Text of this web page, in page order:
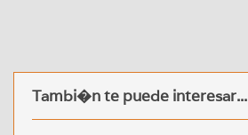
Tambi�n te puede interesar...